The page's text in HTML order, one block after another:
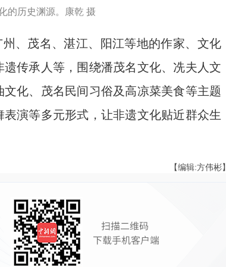
的历史渊源。康乾 摄
、茂名、湛江、阳江等地的作家、文化
传承人等，围绕潘茂名文化、冼夫人文
化、茂名民间习俗及高凉菜美食等主题
演等多元形式，让非遗文化贴近群众生
【编辑:方伟彬】